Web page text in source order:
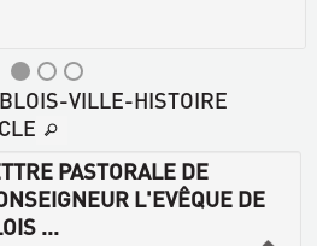
VILLE-HISTOIRE
PASTORALE DE
L'EVÊQUE DE
...